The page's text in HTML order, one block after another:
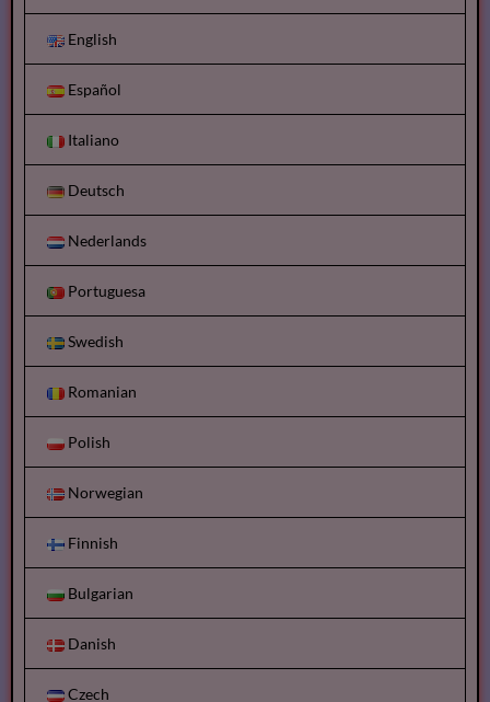
English
Español
Italiano
Deutsch
Nederlands
Portuguesa
Swedish
Romanian
Polish
Norwegian
Finnish
Bulgarian
Danish
Czech